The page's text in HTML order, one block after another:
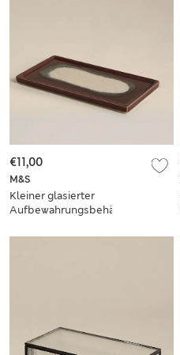
M&S
Kleiner glasierter
Aufbewahrungsbehälter
€11,00